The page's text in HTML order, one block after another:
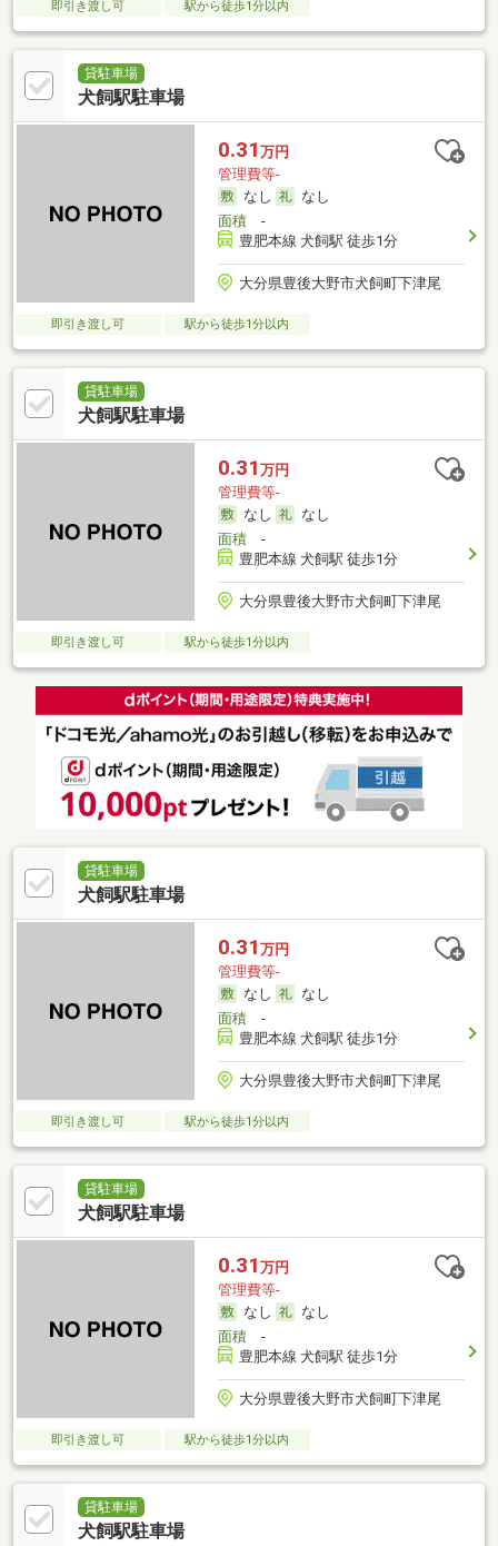
即引き渡し可 駅から徒歩1分以内
貸駐車場
犬飼駅駐車場
0.31 万円
管理費等-
なし
なし
面積-
豊肥本線 犬飼駅 徒歩1分
大分県豊後大野市犬飼町下津尾
即引き渡し可 駅から徒歩1分以内
貸駐車場
犬飼駅駐車場
0.31 万円
管理費等-
なし
なし
面積-
豊肥本線 犬飼駅 徒歩1分
大分県豊後大野市犬飼町下津尾
即引き渡し可 駅から徒歩1分以内
貸駐車場
犬飼駅駐車場
0.31 万円
管理費等-
なし
なし
面積-
豊肥本線 犬飼駅 徒歩1分
大分県豊後大野市犬飼町下津尾
即引き渡し可 駅から徒歩1分以内
貸駐車場
犬飼駅駐車場
0.31 万円
管理費等-
なし
なし
面積-
豊肥本線 犬飼駅 徒歩1分
大分県豊後大野市犬飼町下津尾
即引き渡し可 駅から徒歩1分以内
貸駐車場
犬飼駅駐車場